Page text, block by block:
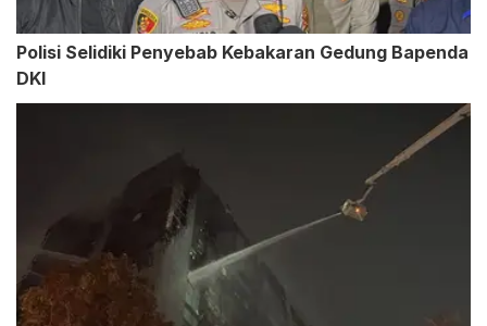
Polisi Selidiki Penyebab Kebakaran Gedung Bapenda
DKI